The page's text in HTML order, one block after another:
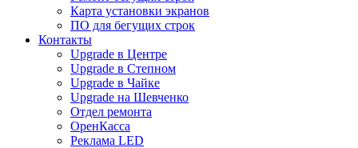
Карта установки экранов
ПО для бегущих строк
Контакты
Upgrade в Центре
Upgrade в Степном
Upgrade в Чайке
Upgrade на Шевченко
Отдел ремонта
ОренКасса
Реклама LED